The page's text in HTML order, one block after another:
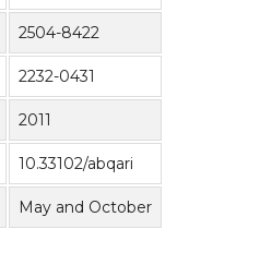
2504-8422
2232-0431
2011
10.33102/abqari
May and October